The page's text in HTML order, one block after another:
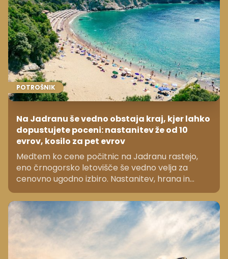
POTROŠNIK
Na Jadranu še vedno obstaja kraj, kjer lahko
dopustujete poceni: nastanitev že od 10
evrov, kosilo za pet evrov
Medtem ko cene počitnic na Jadranu rastejo,
eno črnogorsko letovišče še vedno velja za
cenovno ugodno izbiro. Nastanitev, hrana in
plaža ostajajo dostopni tudi za družine.